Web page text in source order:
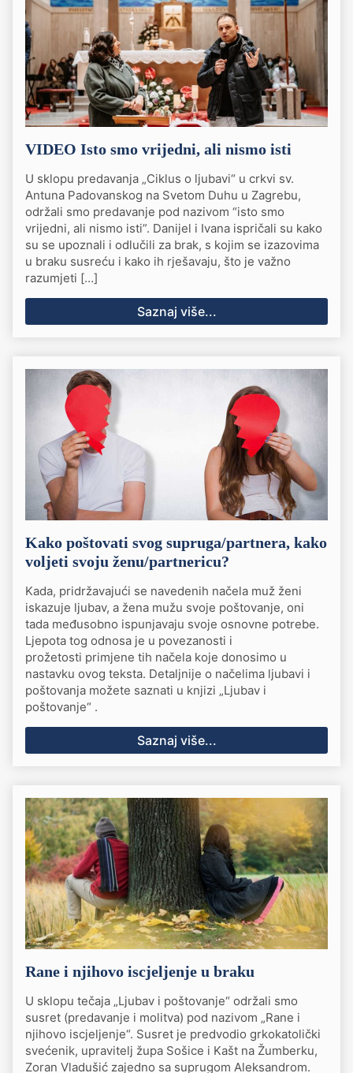
VIDEO Isto smo vrijedni, ali nismo isti
U sklopu predavanja „Ciklus o ljubavi“ u crkvi sv.
Antuna Padovanskog na Svetom Duhu u Zagrebu,
održali smo predavanje pod nazivom “isto smo
vrijedni, ali nismo isti”. Danijel i Ivana ispričali su kako
su se upoznali i odlučili za brak, s kojim se izazovima
u braku susreću i kako ih rješavaju, što je važno
razumjeti […]
Saznaj više...
Kako poštovati svog supruga/partnera, kako
voljeti svoju ženu/partnericu?
Kada, pridržavajući se navedenih načela muž ženi
iskazuje ljubav, a žena mužu svoje poštovanje, oni
tada međusobno ispunjavaju svoje osnovne potrebe.
Ljepota tog odnosa je u povezanosti i
prožetosti primjene tih načela koje donosimo u
nastavku ovog teksta. Detaljnije o načelima ljubavi i
poštovanja možete saznati u knjizi „Ljubav i
poštovanje“ .
Saznaj više...
Rane i njihovo iscjeljenje u braku
U sklopu tečaja „Ljubav i poštovanje“ održali smo
susret (predavanje i molitva) pod nazivom „Rane i
njihovo iscjeljenje“. Susret je predvodio grkokatolički
svećenik, upravitelj župa Sošice i Kašt na Žumberku,
Zoran Vladušić zajedno sa suprugom Aleksandrom.